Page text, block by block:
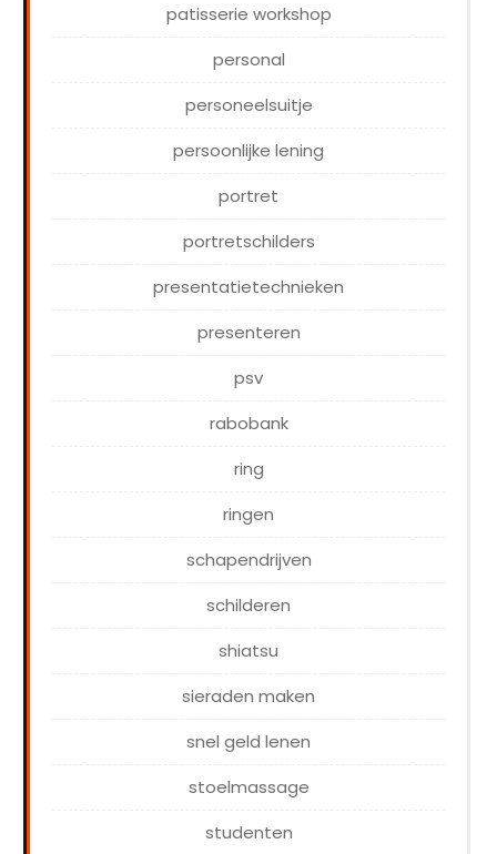
patisserie workshop
personal
personeelsuitje
persoonlijke lening
portret
portretschilders
presentatietechnieken
presenteren
psv
rabobank
ring
ringen
schapendrijven
schilderen
shiatsu
sieraden maken
snel geld lenen
stoelmassage
studenten